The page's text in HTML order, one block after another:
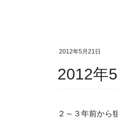
2012年5月21日
2012年
２～３年前から